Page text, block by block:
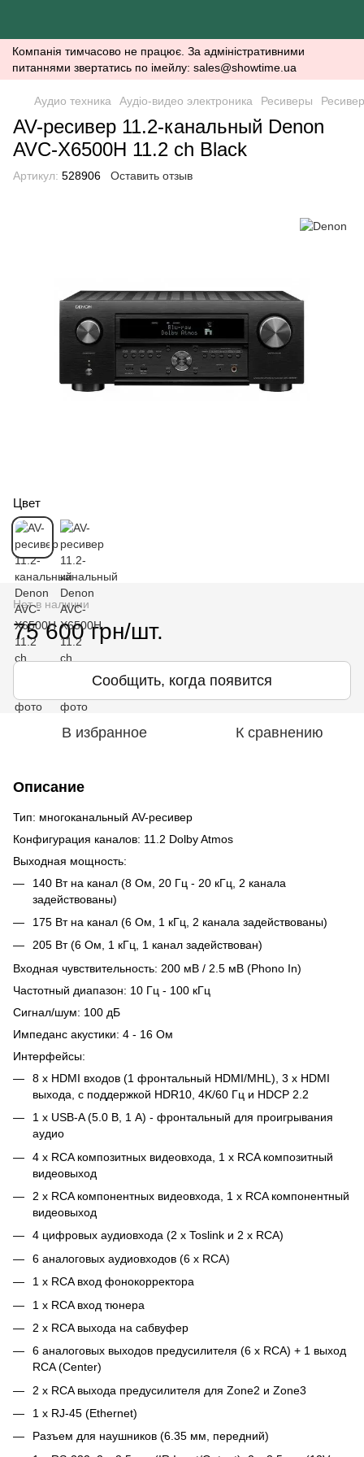
Компанія тимчасово не працює. За адміністративними
питаннями звертатись по імейлу: sales@showtime.ua
Аудио техника Аудіо-видео электроника Ресиверы
AV-ресивер 11.2-канальный Denon
AVC-X6500H 11.2 сh Black
Артикул: 528906 Оставить отзыв
Цвет
Нет в наличии
75 600 грн/шт.
Сообщить, когда появится
В избранное К сравнению
Описание
Тип: многоканальный AV-ресивер
Конфигурация каналов: 11.2 Dolby Atmos
Выходная мощность:
140 Вт на канал (8 Ом, 20 Гц - 20 кГц, 2 канала
задействованы)
175 Вт на канал (6 Ом, 1 кГц, 2 канала задействованы)
205 Вт (6 Ом, 1 кГц, 1 канал задействован)
Входная чувствительность: 200 мВ / 2.5 мВ (Phono In)
Частотный диапазон: 10 Гц - 100 кГц
Сигнал/шум: 100 дБ
Импеданс акустики: 4 - 16 Ом
Интерфейсы:
8 х HDMI входов (1 фронтальный HDMI/MHL), 3 х HDMI
выхода, с поддержкой HDR10, 4K/60 Гц и HDCP 2.2
1 х USB-A (5.0 В, 1 А) - фронтальный для проигрывания
аудио
4 x RCA композитных видеовхода, 1 x RCA композитный
видеовыход
2 x RCA компонентных видеовхода, 1 x RCA компонентный
видеовыход
4 цифровых аудиовхода (2 x Toslink и 2 x RCA)
6 аналоговых аудиовходов (6 x RCA)
1 x RCA вход фонокорректора
1 x RCA вход тюнера
2 x RCA выхода на сабвуфер
6 аналоговых выходов предусилителя (6 x RCA) + 1 выход
RCA (Center)
2 x RCA выхода предусилителя для Zone2 и Zone3
1 х RJ-45 (Ethernet)
Разъем для наушников (6.35 мм, передний)